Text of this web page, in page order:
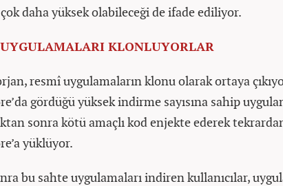
daha yüksek olabileceği de ifade ediliyor.
KLONLUYORLAR
resmî uygulamaların klonu olarak ortaya
gördüğü yüksek indirme sayısına sahip
sonra kötü amaçlı kod enjekte ederek
yüklüyor.
bu sahte uygulamaları indiren kullanıcılar,